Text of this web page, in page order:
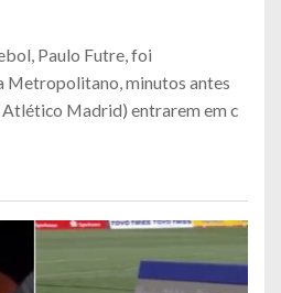
Paulo Futre, foi
Metropolitano, minutos antes
Madrid) entrarem em c